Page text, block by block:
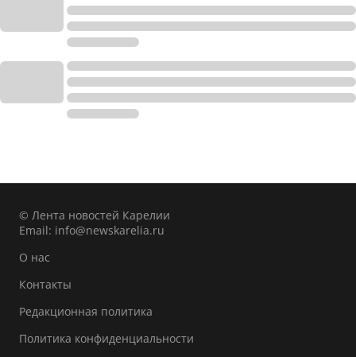
© Лента новостей Карелии
Email: info@newskarelia.ru
О нас
Контакты
Редакционная политика
Политика конфиденциальности